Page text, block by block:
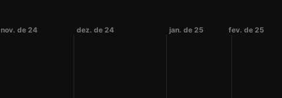
nov. de 24 dez. de 24 jan. de 25 fev. de 25